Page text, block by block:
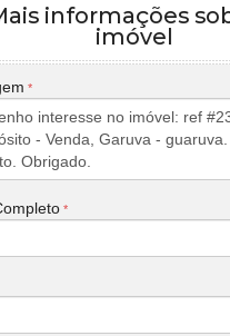
informações
imóvel